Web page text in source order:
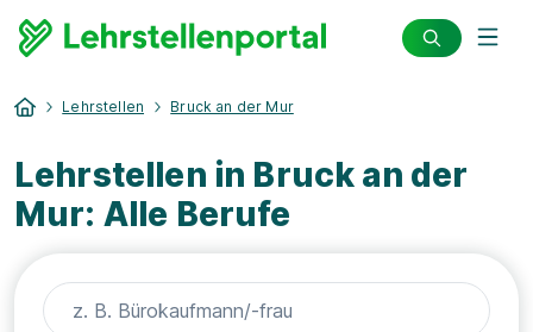
Lehrstellen Bruck an der Mur
Lehrstellen in Bruck an der
Mur: Alle Berufe